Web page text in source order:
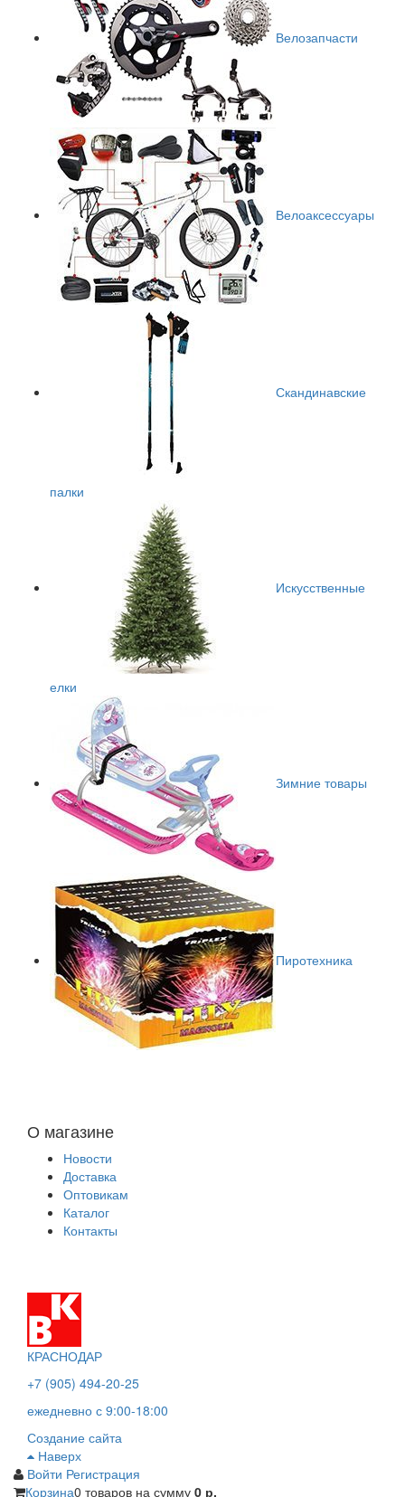
Велозапчасти
Велоаксессуары
Скандинавские
палки
Искусственные
елки
Зимние товары
Пиротехника
О магазине
Новости
Доставка
Оптовикам
Каталог
Контакты
КРАСНОДАР
+7 (905) 494-20-25
ежедневно с 9:00-18:00
Создание сайта
Наверх
Войти Регистрация
Корзина0 товаров на сумму 0 р.